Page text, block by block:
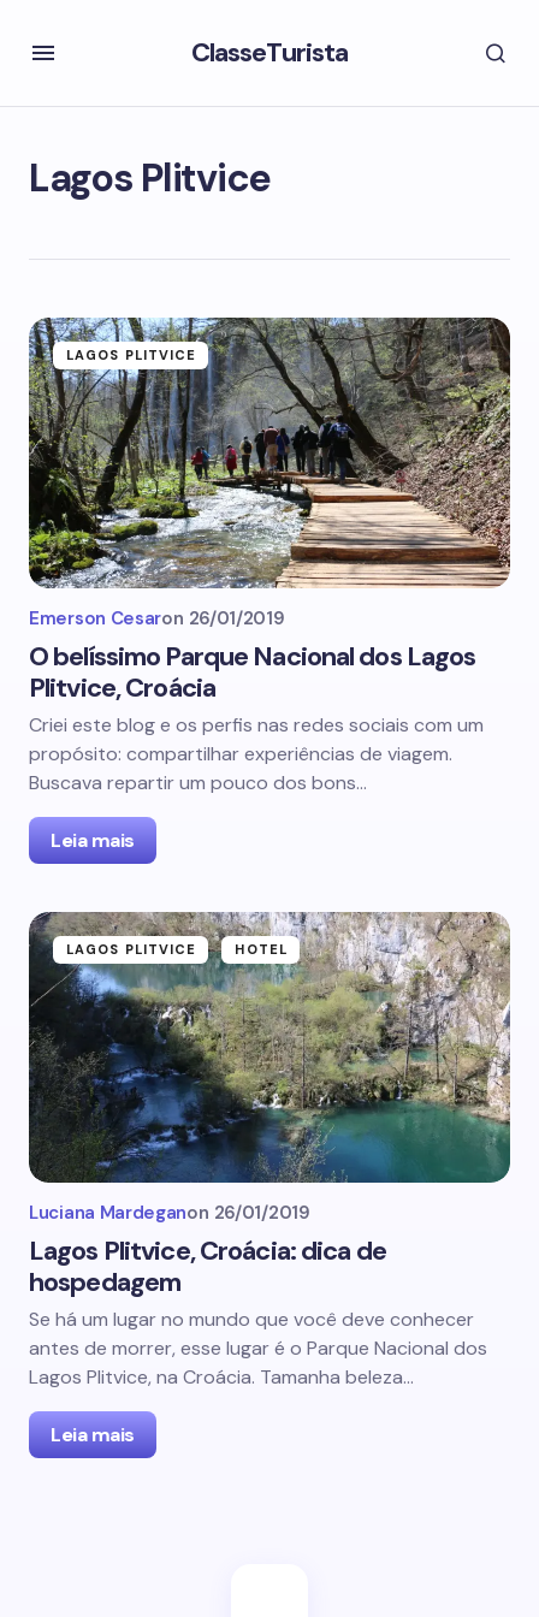
ClasseTurista
Lagos Plitvice
LAGOS PLITVICE
Emerson Cesaron 26/01/2019
O belíssimo Parque Nacional dos Lagos
Plitvice, Croácia
Criei este blog e os perfis nas redes sociais com um
propósito: compartilhar experiências de viagem.
Buscava repartir um pouco dos bons…
Leia mais
LAGOS PLITVICE HOTEL
Luciana Mardeganon 26/01/2019
Lagos Plitvice, Croácia: dica de
hospedagem
Se há um lugar no mundo que você deve conhecer
antes de morrer, esse lugar é o Parque Nacional dos
Lagos Plitvice, na Croácia. Tamanha beleza…
Leia mais